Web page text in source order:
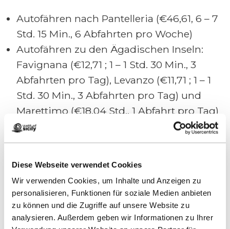
Diese Webseite verwendet Cookies
Wir verwenden Cookies, um Inhalte und Anzeigen zu
personalisieren, Funktionen für soziale Medien anbieten
zu können und die Zugriffe auf unsere Website zu
analysieren. Außerdem geben wir Informationen zu Ihrer
Autofähren nach Pantelleria (€46,61, 6 – 7
Std. 15 Min., 6 Abfahrten pro Woche)
Autofähren zu den Ägadischen Inseln:
Favignana (€12,71 ; 1 – 1 Std. 30 Min., 3
Abfahrten pro Tag), Levanzo (€11,71 ; 1 – 1
Std. 30 Min., 3 Abfahrten pro Tag) und
Marettimo (€18,04 Std., 1 Abfahrt pro Tag)
Tägliche Abfahrten garantiert an Bord
moderner, komfortabler und schneller